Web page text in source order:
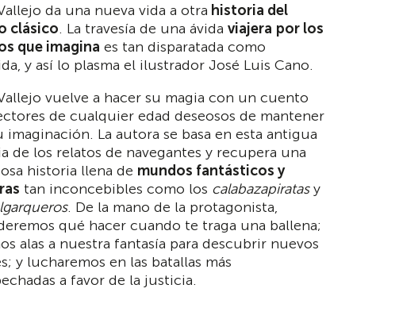
da una nueva vida a otra historia del
clásico. La travesía de una ávida viajera por los
que imagina es tan disparatada como
y así lo plasma el ilustrador José Luis Cano.
vuelve a hacer su magia con un cuento
de cualquier edad deseosos de mantener
imaginación. La autora se basa en esta antigua
de los relatos de navegantes y recupera una
historia llena de mundos fantásticos y
tan inconcebibles como los calabazapiratasy
. De la mano de la protagonista,
qué hacer cuando te traga una ballena;
alas a nuestra fantasía para descubrir nuevos
y lucharemos en las batallas más
a favor de la justicia.